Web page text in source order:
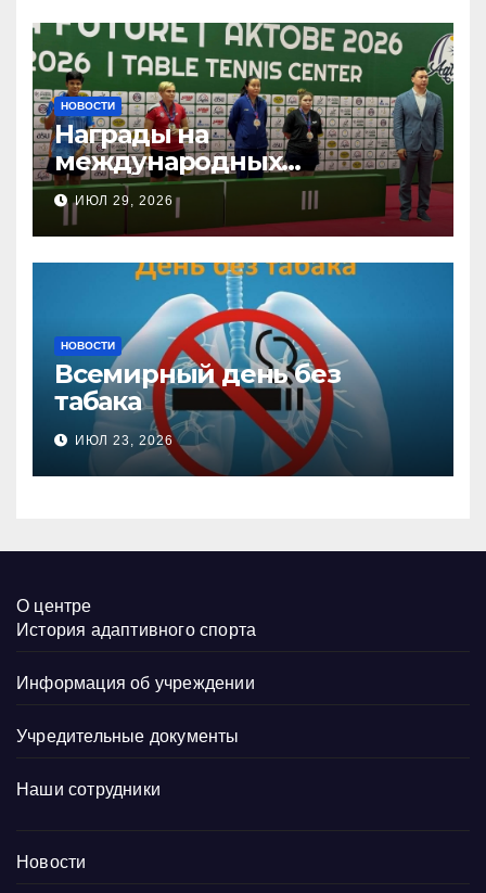
НОВОСТИ
Награды на
международных
соревнованиях
настольного тенниса ПОДА
ИЮЛ 29, 2026
НОВОСТИ
Всемирный день без
табака
ИЮЛ 23, 2026
О центре
История адаптивного спорта
Информация об учреждении
Учредительные документы
Наши сотрудники
Новости